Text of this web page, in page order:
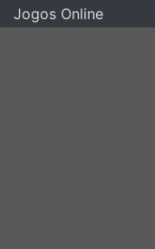
Jogos Online